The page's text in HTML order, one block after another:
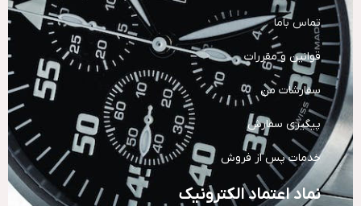
تماس باما
قوانین و مقررات
سفارشات من
پیگیری سفارش
خدمات پس از فروش
نماد اعتماد الکترونیک